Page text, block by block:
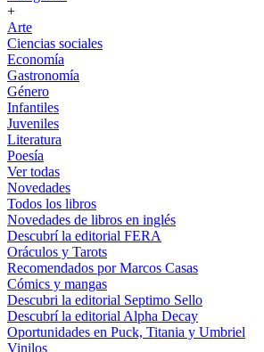
+
Arte
Ciencias sociales
Economía
Gastronomía
Género
Infantiles
Juveniles
Literatura
Poesía
Ver todas
Novedades
Todos los libros
Novedades de libros en inglés
Descubrí la editorial FERA
Oráculos y Tarots
Recomendados por Marcos Casas
Cómics y mangas
Descubri la editorial Septimo Sello
Descubrí la editorial Alpha Decay
Oportunidades en Puck, Titania y Umbriel
Vinilos